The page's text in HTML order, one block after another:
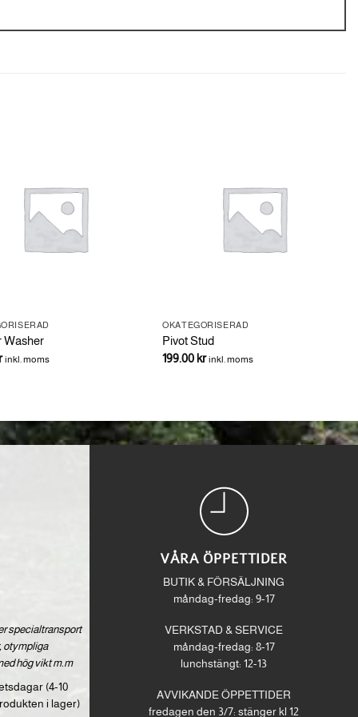
Washer
inkl. moms
OKATEGORISERAD
Pivot Stud
199.00 kr inkl. moms
specialtransport
otympliga
hög vikt m.m
(4-10
i lager)
VÅRA ÖPPETTIDER
BUTIK & FÖRSÄLJNING
måndag-fredag: 9-17
VERKSTAD & SERVICE
måndag-fredag: 8-17
lunchstängt: 12-13
AVVIKANDE ÖPPETTIDER
fredagen den 3/7: stänger kl 12